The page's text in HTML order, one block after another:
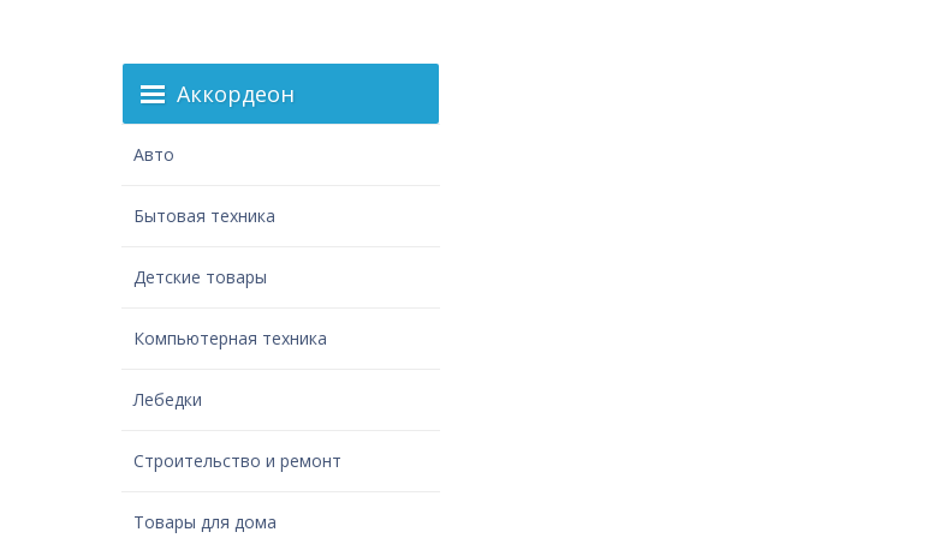
Аккордеон
Авто
Бытовая техника
Детские товары
Компьютерная техника
Лебедки
Строительство и ремонт
Товары для дома